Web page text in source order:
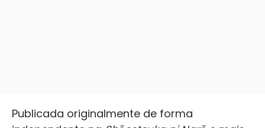
Publicada originalmente de forma